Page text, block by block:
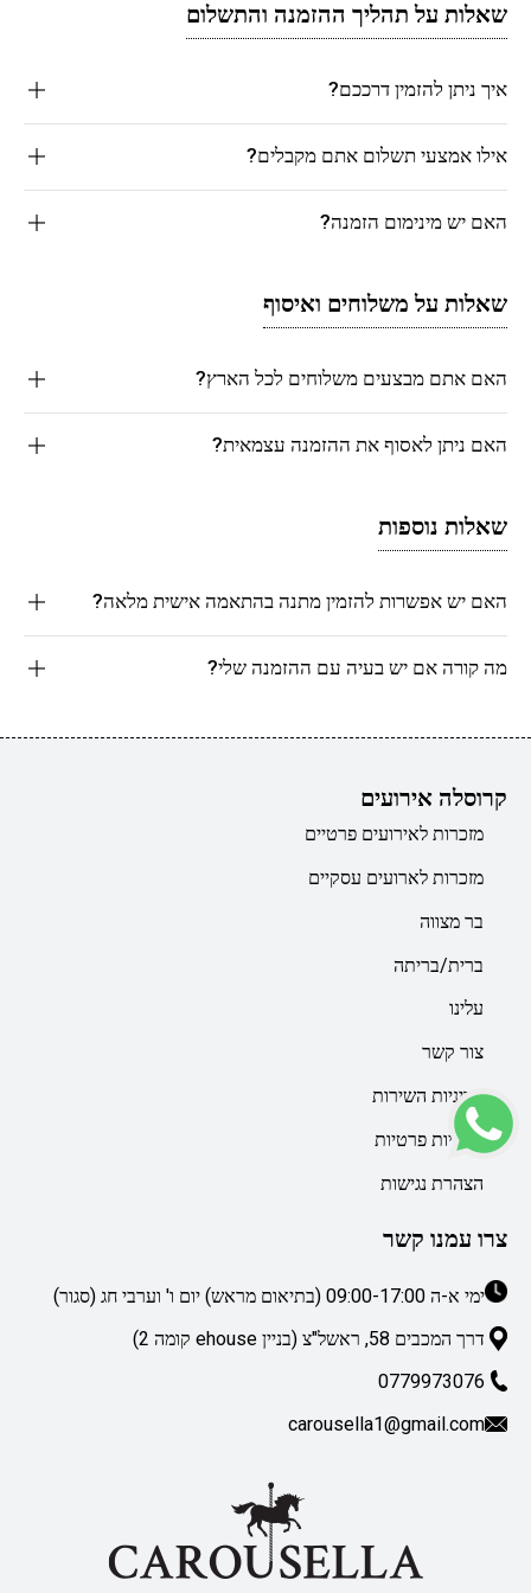
שאלות על תהליך ההזמנה והתשלום
איך ניתן להזמין דרככם?
אילו אמצעי תשלום אתם מקבלים?
האם יש מינימום הזמנה?
שאלות על משלוחים ואיסוף
האם אתם מבצעים משלוחים לכל הארץ?
האם ניתן לאסוף את ההזמנה עצמאית?
שאלות נוספות
האם יש אפשרות להזמין מתנה בהתאמה אישית מלאה?
מה קורה אם יש בעיה עם ההזמנה שלי?
קרוסלה אירועים
מזכרות לאירועים פרטיים
מזכרות לארועים עסקיים
בר מצווה
ברית/בריתה
עלינו
צור קשר
מדיניות השירות
מדיניות פרטיות
הצהרת נגישות
צרו עמנו קשר
ימי א-ה 09:00-17:00 (בתיאום מראש) יום ו' וערבי חג (סגור)
דרך המכבים 58, ראשל"צ (בניין ehouse קומה 2)
0779973076
carousella1@gmail.com